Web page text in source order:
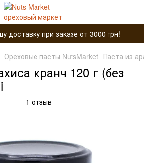
доставку при заказе от 3000 грн!
Ореховые пасты NutsMarket Паста из
кранч 120 г (без
1 отзыв